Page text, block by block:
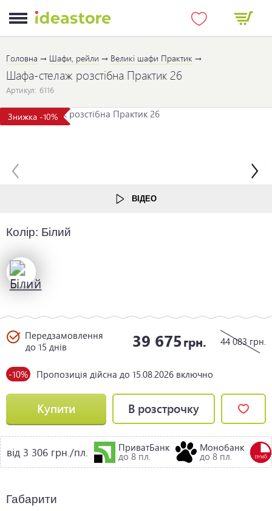
Головна Шафи, рейли Великі шафи Практик
Шафа-стелаж розстібна Практик 26
Артикул: 6116
Знижка -10%
ВІДЕО
Колір: Білий
44 083 грн.
39 675грн.
Передзамовлення
до 15 днів
-10% Пропозиція дійсна до 15.08.2026 включно
Купити В розстрочку
від 3 306 грн./пл. ПриватБанк
до 8 пл.
Монобанк
до 8 пл.
Габарити